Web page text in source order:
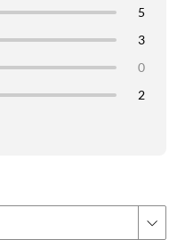
5
3
0
2